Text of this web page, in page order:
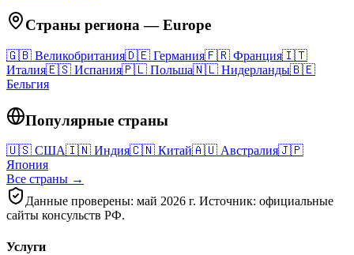
Страны региона —Europe
🇬🇧 Великобритания🇩🇪 Германия🇫🇷 Франция🇮🇹
Италия🇪🇸 Испания🇵🇱 Польша🇳🇱 Нидерланды🇧🇪
Бельгия
Популярные страны
🇺🇸 США🇮🇳 Индия🇨🇳 Китай🇦🇺 Австралия🇯🇵
Япония
Все страны →
Данные проверены: май 2026 г. Источник: официальные
сайты консульств РФ.
Услуги